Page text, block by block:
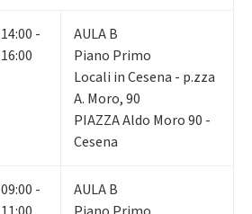
14:00 -
16:00
AULA B
Piano Primo
Locali in Cesena - p.zza
A. Moro, 90
PIAZZA Aldo Moro 90 -
Cesena
09:00 -
AULA B